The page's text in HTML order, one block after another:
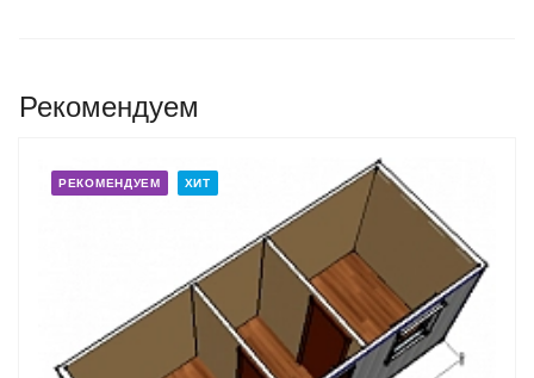
Рекомендуем
РЕКОМЕНДУЕМ ХИТ